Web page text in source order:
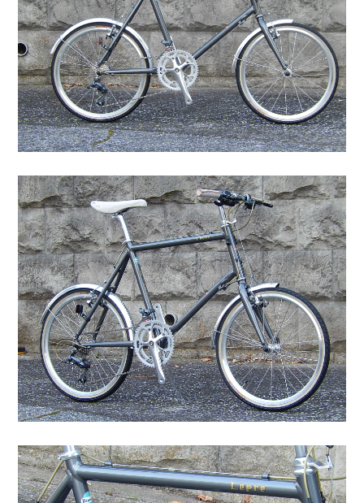
tern（ターン）
tern Crest
tern SURGE
tern SURGE PRO
tern SURGE UNO